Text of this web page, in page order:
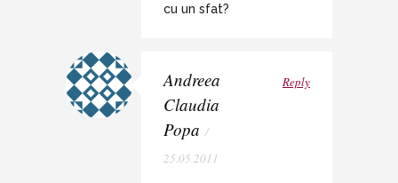
cu un sfat?
Andreea
Claudia
Popa /
25.05.2011
Reply